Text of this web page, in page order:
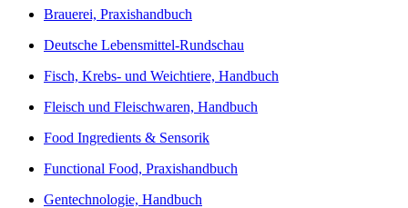
Brauerei, Praxishandbuch
Deutsche Lebensmittel-Rundschau
Fisch, Krebs- und Weichtiere, Handbuch
Fleisch und Fleischwaren, Handbuch
Food Ingredients & Sensorik
Functional Food, Praxishandbuch
Gentechnologie, Handbuch